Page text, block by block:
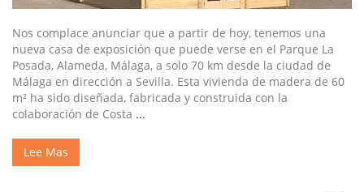
Nos complace anunciar que a partir de hoy, tenemos una
nueva casa de exposición que puede verse en el Parque La
Posada, Alameda, Málaga, a solo 70 km desde la ciudad de
Málaga en dirección a Sevilla. Esta vivienda de madera de 60
m² ha sido diseñada, fabricada y construida con la
colaboración de Costa ...
Lee Mas